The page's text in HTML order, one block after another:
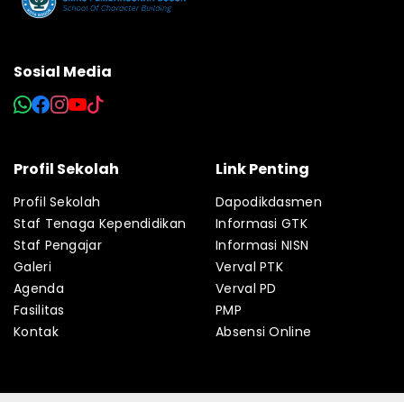
Sosial Media
Profil Sekolah
Profil Sekolah
Staf Tenaga Kependidikan
Staf Pengajar
Galeri
Agenda
Fasilitas
Kontak
Link Penting
Dapodikdasmen
Informasi GTK
Informasi NISN
Verval PTK
Verval PD
PMP
Absensi Online